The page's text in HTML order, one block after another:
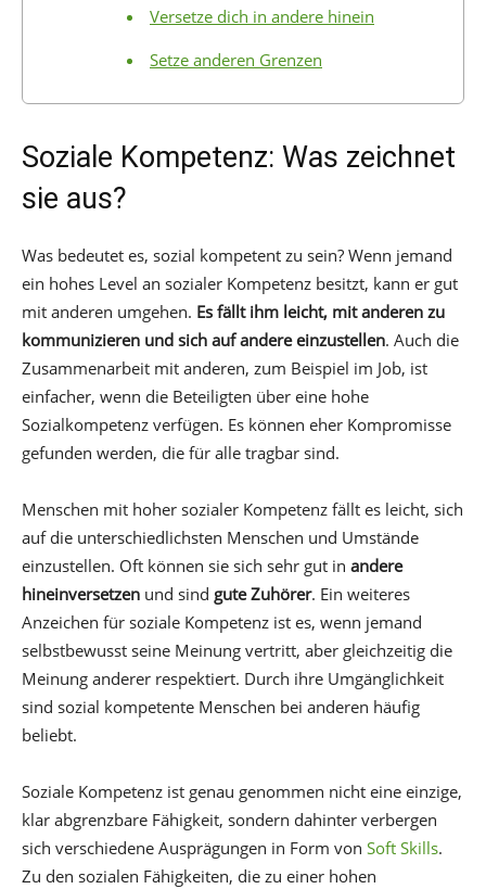
Versetze dich in andere hinein
Setze anderen Grenzen
Soziale Kompetenz: Was zeichnet
sie aus?
Was bedeutet es, sozial kompetent zu sein? Wenn jemand
ein hohes Level an sozialer Kompetenz besitzt, kann er gut
mit anderen umgehen. Es fällt ihm leicht, mit anderen zu
kommunizieren und sich auf andere einzustellen. Auch die
Zusammenarbeit mit anderen, zum Beispiel im Job, ist
einfacher, wenn die Beteiligten über eine hohe
Sozialkompetenz verfügen. Es können eher Kompromisse
gefunden werden, die für alle tragbar sind.
Menschen mit hoher sozialer Kompetenz fällt es leicht, sich
auf die unterschiedlichsten Menschen und Umstände
einzustellen. Oft können sie sich sehr gut in andere
hineinversetzen und sind gute Zuhörer. Ein weiteres
Anzeichen für soziale Kompetenz ist es, wenn jemand
selbstbewusst seine Meinung vertritt, aber gleichzeitig die
Meinung anderer respektiert. Durch ihre Umgänglichkeit
sind sozial kompetente Menschen bei anderen häufig
beliebt.
Soziale Kompetenz ist genau genommen nicht eine einzige,
klar abgrenzbare Fähigkeit, sondern dahinter verbergen
sich verschiedene Ausprägungen in Form von Soft Skills.
Zu den sozialen Fähigkeiten, die zu einer hohen